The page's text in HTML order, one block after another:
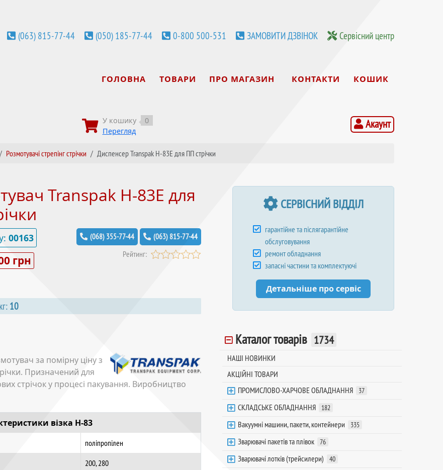
(063) 815-77-44 (050) 185-77-44 0-800 500-531 ЗАМОВИТИ ДЗВІНОК Сервісний центр
ГОЛОВНА ТОВАРИ ПРО МАГАЗИН КОНТАКТИ КОШИК
У кошику
0
Перегляд
Акаунт
Розмотувачі стрепінг стрічки Диспенсер Transpak H-83E для ПП стрічки
Transpak H-83E для
(068) 355-77-44 (063) 815-77-44
Рейтинг:
00163
грн
10
за помірну ціну з
Призначений для
стрічок у процесі пакування. Виробництво
візка H-83
поліпропілен
200, 280
СЕРВІСНИЙ ВІДДІЛ
гарантійне та післягарантійне
обслуговування
ремонт обладнання
запасні частини та комплектуючі
Детальніше про сервіс
Каталог товарів 1734
НАШІ НОВИНКИ
АКЦІЙНІ ТОВАРИ
ПРОМИСЛОВО-ХАРЧОВЕ ОБЛАДНАННЯ
37
СКЛАДСЬКЕ ОБЛАДНАННЯ 182
Вакуумні машини, пакети, контейнери 335
Зварювачі пакетів та плівок 76
Зварювачі лотків (трейсилери) 40